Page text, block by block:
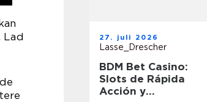
27. juli 2026
Lasse_Drescher
BDM Bet Casino:
Slots de Rápida
Acción y